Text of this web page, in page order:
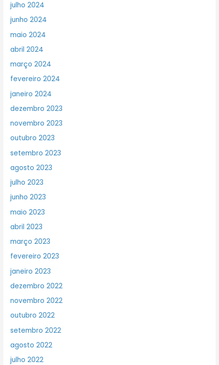
julho 2024
junho 2024
maio 2024
abril 2024
março 2024
fevereiro 2024
janeiro 2024
dezembro 2023
novembro 2023
outubro 2023
setembro 2023
agosto 2023
julho 2023
junho 2023
maio 2023
abril 2023
março 2023
fevereiro 2023
janeiro 2023
dezembro 2022
novembro 2022
outubro 2022
setembro 2022
agosto 2022
julho 2022